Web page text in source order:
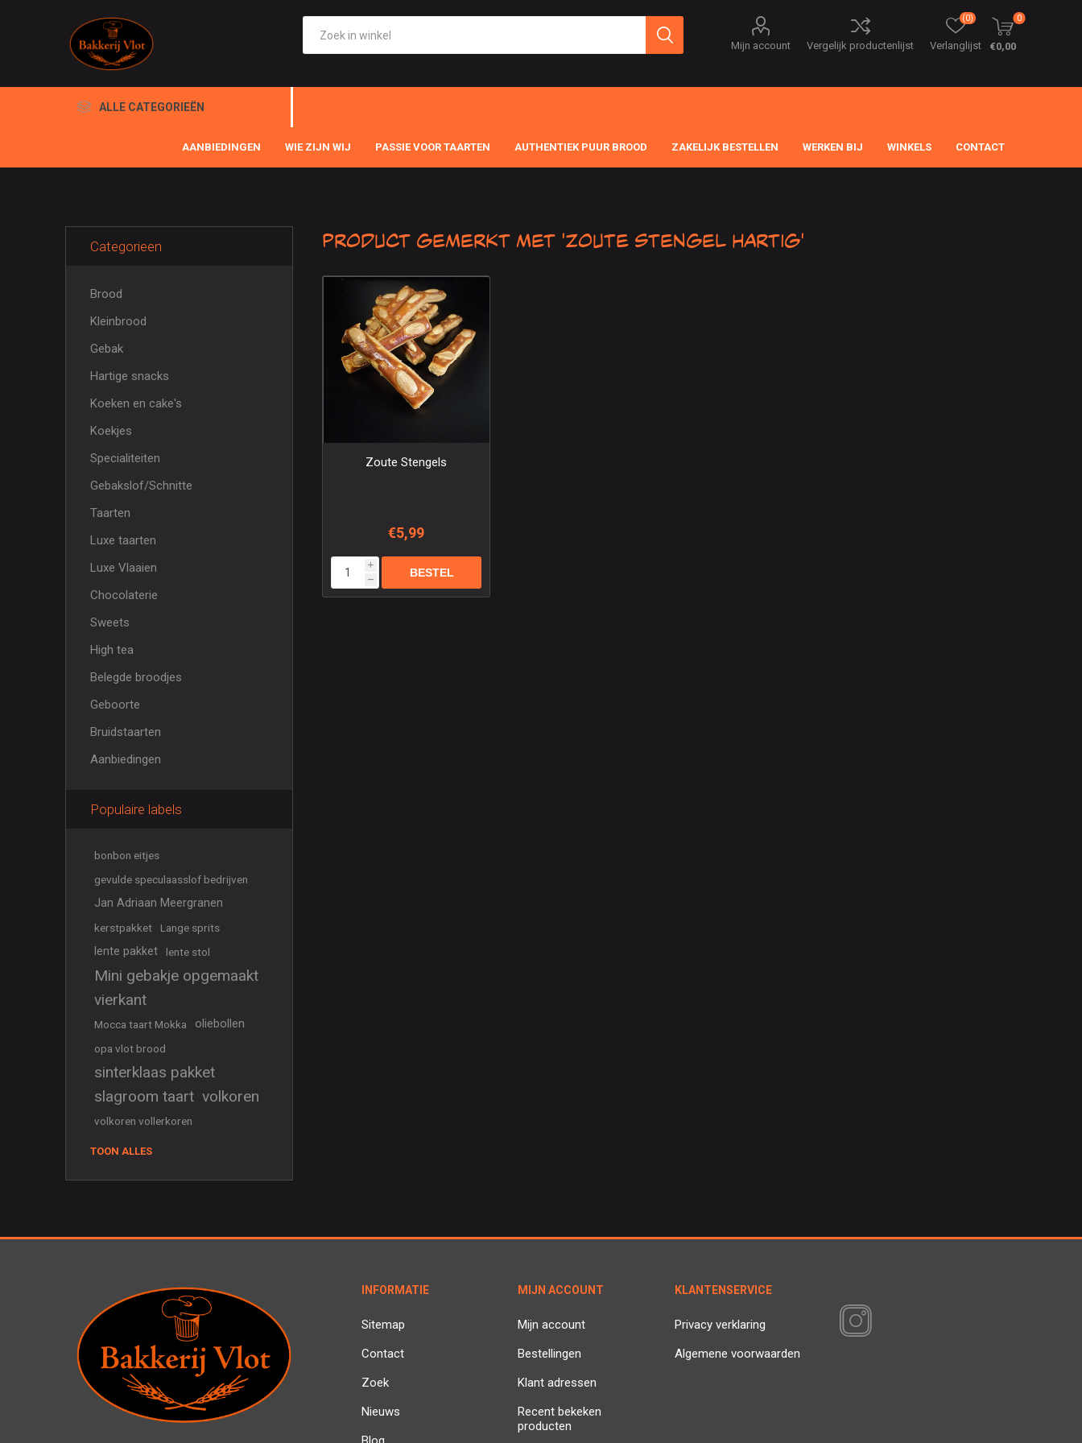
Mijn account Vergelijk productenlijst Verlanglijst
(0) 0
€0,00
ALLE CATEGORIEËN
AANBIEDINGEN WIE ZIJN WIJ PASSIE VOOR TAARTEN AUTHENTIEK PUUR BROOD ZAKELIJK BESTELLEN WERKEN BIJ WINKELS CONTACT
Product gemerkt met 'Zoute Stengel hartig'
Zoute Stengels
€5,99
i
h
Categorieen
Brood
Kleinbrood
Gebak
Hartige snacks
Koeken en cake's
Koekjes
Specialiteiten
Gebakslof/Schnitte
Taarten
Luxe taarten
Luxe Vlaaien
Chocolaterie
Sweets
High tea
Belegde broodjes
Geboorte
Bruidstaarten
Aanbiedingen
Populaire labels
bonbon eitjes
gevulde speculaasslof bedrijven
Jan Adriaan Meergranen
kerstpakket Lange sprits
lente pakket lente stol
Mini gebakje opgemaakt
vierkant
Mocca taart Mokka oliebollen
opa vlot brood
sinterklaas pakket
slagroom taart volkoren
volkoren vollerkoren
TOON ALLES
INFORMATIE
Sitemap
Contact
Zoek
Nieuws
MIJN ACCOUNT
Mijn account
Bestellingen
Klant adressen
Recent bekeken
producten
KLANTENSERVICE
Privacy verklaring
Algemene voorwaarden